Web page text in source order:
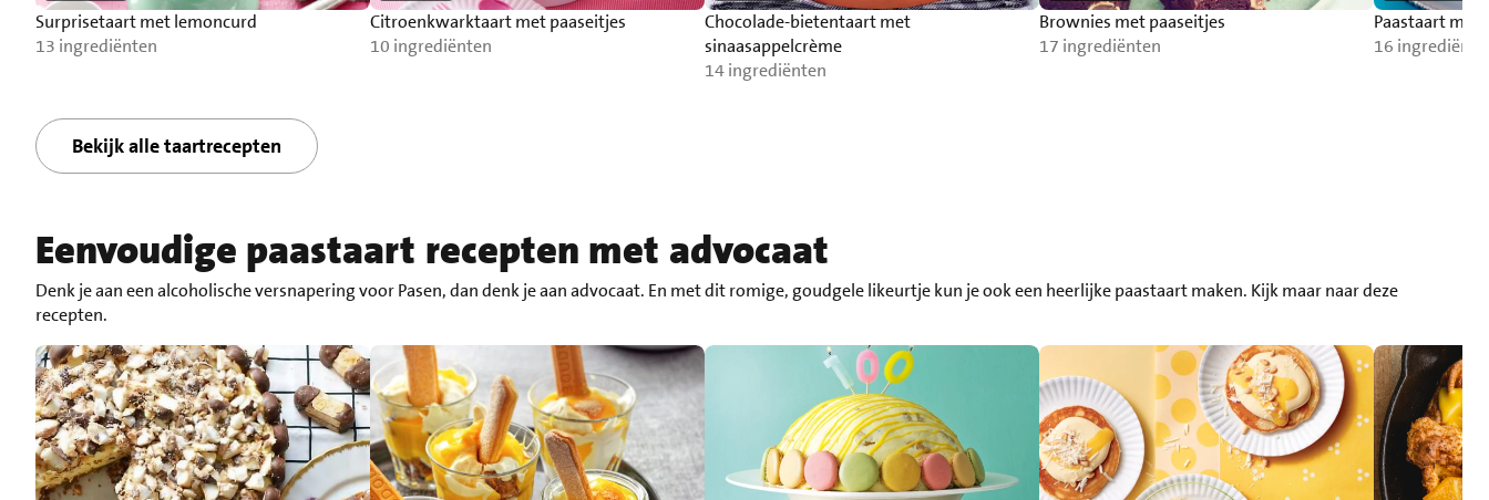
Surprisetaart met lemoncurd
13 ingrediënten
Citroenkwarktaart met paaseitjes
10 ingrediënten
Chocolade-bietentaart met
sinaasappelcrème
14 ingrediënten
Brownies met paaseitjes
17 ingrediënten
Paastaart met
16
Bekijk alle taartrecepten
Eenvoudige paastaart recepten met advocaat
Denk je aan een alcoholische versnapering voor Pasen, dan denk je aan advocaat. En met dit romige, goudgele likeurtje kun je ook een heerlijke paastaart maken. Kijk maar naar deze
recepten.